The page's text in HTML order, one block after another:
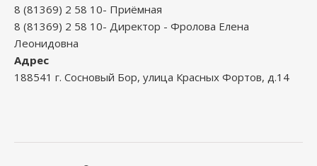
8 (81369) 2 58 10- Приёмная
8 (81369) 2 58 10- Директор - Фролова Елена
Леонидовна
Адрес
188541 г. Сосновый Бор, улица Красных Фортов, д.14